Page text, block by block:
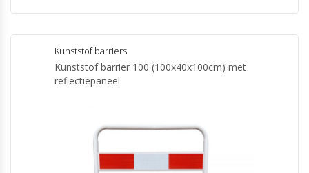
Kunststof barriers
Kunststof barrier 100 (100x40x100cm) met
reflectiepaneel